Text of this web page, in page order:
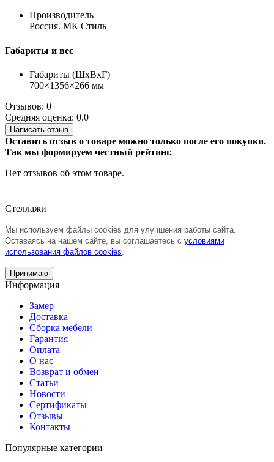
Производитель
Россия. МК Стиль
Габариты и вес
Габариты (ШхВхГ)
700×1356×266 мм
Отзывов: 0
Средняя оценка: 0.0
Написать отзыв
Оставить отзыв о товаре можно только после его покупки.
Так мы формируем честный рейтинг.
Нет отзывов об этом товаре.
Стеллажи
Мы используем файлы cookies для улучшения работы сайта.
Оставаясь на нашем сайте, вы соглашаетесь с условиями
использования файлов cookies
Принимаю
Информация
Замер
Доставка
Сборка мебели
Гарантия
Оплата
О нас
Возврат и обмен
Статьи
Новости
Сертификаты
Отзывы
Контакты
Популярные категории